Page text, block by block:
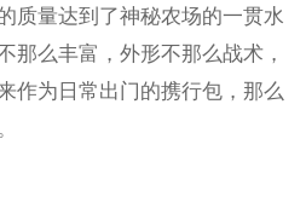
质量达到了神秘农场的一贯水
那么丰富，外形不那么战术，
作为日常出门的携行包，那么